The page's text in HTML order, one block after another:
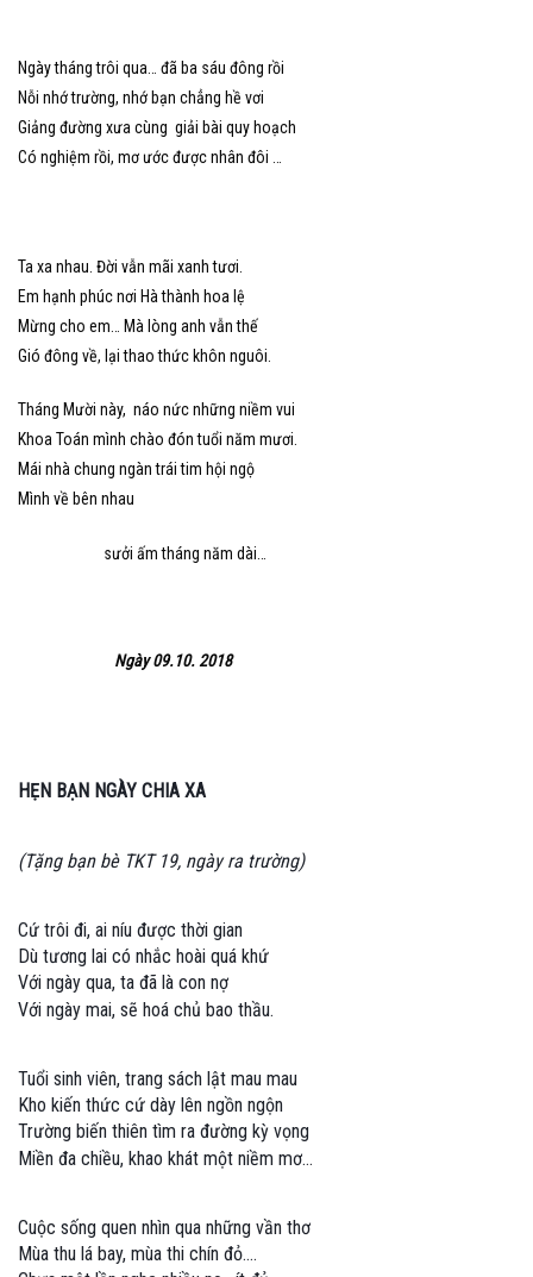
Ngày tháng trôi qua… đã ba sáu đông rồi
Nỗi nhớ trường, nhớ bạn chẳng hề vơi
Giảng đường xưa cùng giải bài quy hoạch
Có nghiệm rồi, mơ ước được nhân đôi …
Ta xa nhau. Đời vẫn mãi xanh tươi.
Em hạnh phúc nơi Hà thành hoa lệ
Mừng cho em… Mà lòng anh vẫn thế
Gió đông về, lại thao thức khôn nguôi.
Tháng Mười này, náo nức những niềm vui
Khoa Toán mình chào đón tuổi năm mươi.
Mái nhà chung ngàn trái tim hội ngộ
Mình về bên nhau
sưởi ấm tháng năm dài…
Ngày 09.10. 2018
HẸN BẠN NGÀY CHIA XA
(Tặng bạn bè TKT 19, ngày ra trường)
Cứ trôi đi, ai níu được thời gian
Dù tương lai có nhắc hoài quá khứ
Với ngày qua, ta đã là con nợ
Với ngày mai, sẽ hoá chủ bao thầu.
Tuổi sinh viên, trang sách lật mau mau
Kho kiến thức cứ dày lên ngồn ngộn
Trường biến thiên tìm ra đường kỳ vọng
Miền đa chiều, khao khát một niềm mơ…
Cuộc sống quen nhìn qua những vần thơ
Mùa thu lá bay, mùa thi chín đỏ….